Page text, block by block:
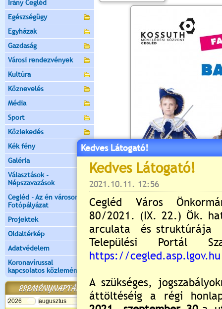
Irány Cegléd
Egészségügy
Egyházak
Gazdaság
Városi rendezvények
Kultúra
Köznevelés
Média
Sport
Közlekedés
Kék fény
Galéria
Választások -
Népszavazások
Cegléd - Az én városom -
Fotópályázat
Projektek
Oldaltérkép
Adatvédelem
Koronavírussal
kapcsolatos közlemények
ESEMÉNYNAPTÁR
Kedves Látogató!